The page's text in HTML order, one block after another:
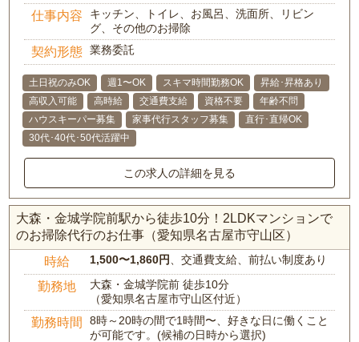
仕事内容
キッチン、トイレ、お風呂、洗面所、リビン
グ、その他のお掃除
契約形態 業務委託
土日祝のみOK 週1〜OK スキマ時間勤務OK
昇給･昇格あり
高収入可能
高時給 交通費支給 資格不要
年齢不問
ハウスキーパー募集
家事代行スタッフ募集
直行･直帰OK
30代･40代･50代活躍中
この求人の詳細を見る
大森・金城学院前駅から徒歩10分！2LDKマンションで
のお掃除代行のお仕事（愛知県名古屋市守山区）
時給 1,500〜1,860円 、交通費支給、前払い制度あり
勤務地
大森・金城学院前 徒歩10分
（愛知県名古屋市守山区付近）
勤務時間
8時～20時の間で1時間〜、好きな日に働くこと
が可能です。(候補の日時から選択)